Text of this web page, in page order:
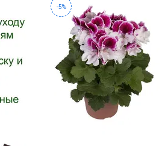
-5%